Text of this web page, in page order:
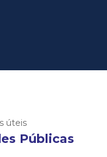
úteis
Públicas